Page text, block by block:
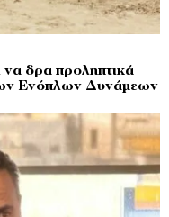
να δρα προληπτικά
Ενόπλων Δυνάμεων